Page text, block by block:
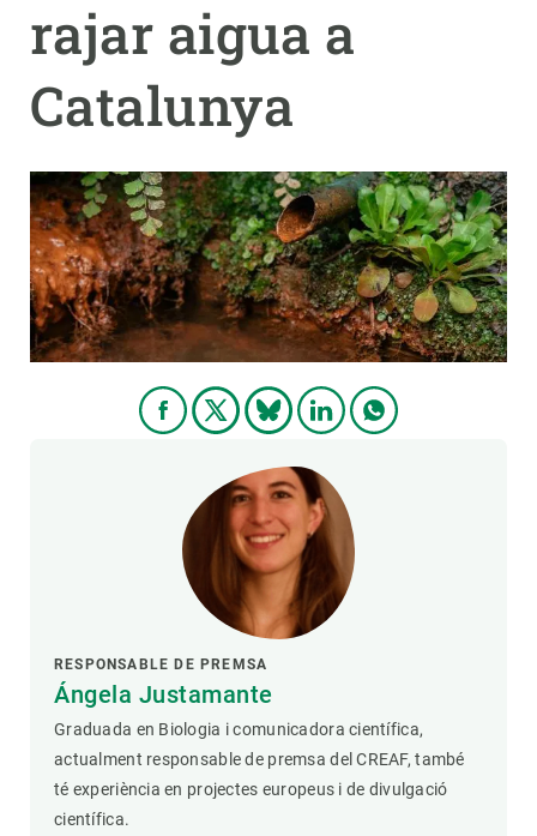
rajar aigua a
Catalunya
RESPONSABLE DE PREMSA
Ángela Justamante
Graduada en Biologia i comunicadora científica,
actualment responsable de premsa del CREAF, també
té experiència en projectes europeus i de divulgació
científica.